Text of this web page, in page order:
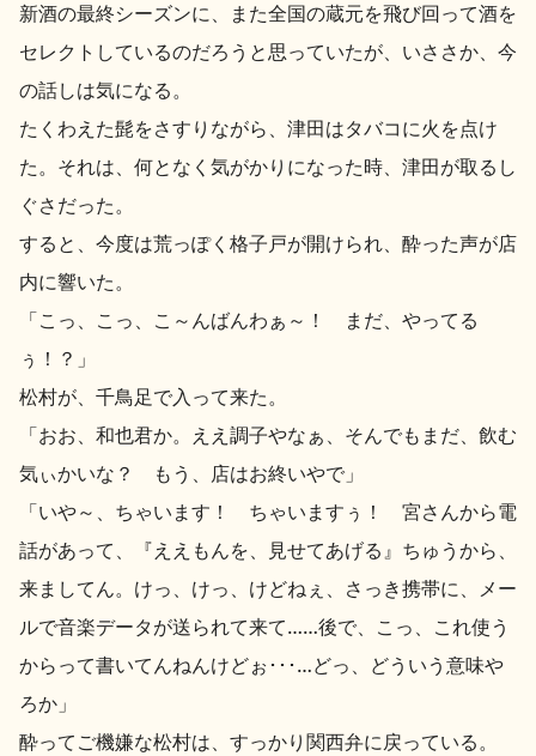
イベント情報TOP 新商品・おすすめ商品
季節の商品
地酒蔵元会WEB展示会 地酒蔵元会利酒会
美味しい地酒の選び方
お問い合わせ
新酒の最終シーズンに、また全国の蔵元を飛び回って酒を
セレクトしているのだろうと思っていたが、いささか、今
の話しは気になる。
たくわえた髭をさすりながら、津田はタバコに火を点け
た。それは、何となく気がかりになった時、津田が取るし
ぐさだった。
すると、今度は荒っぽく格子戸が開けられ、酔った声が店
内に響いた。
「こっ、こっ、こ～んばんわぁ～！ まだ、やってる
ぅ！？」
松村が、千鳥足で入って来た。
「おお、和也君か。ええ調子やなぁ、そんでもまだ、飲む
気ぃかいな？ もう、店はお終いやで」
「いや～、ちゃいます！ ちゃいますぅ！ 宮さんから電
話があって、『ええもんを、見せてあげる』ちゅうから、
来ましてん。けっ、けっ、けどねぇ、さっき携帯に、メー
ルで音楽データが送られて来て……後で、こっ、これ使う
からって書いてんねんけどぉ･･･…どっ、どういう意味や
ろか」
酔ってご機嫌な松村は、すっかり関西弁に戻っている。